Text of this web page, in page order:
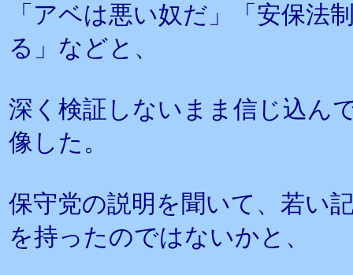
「アベは悪い奴だ」「安保法
る」などと、
深く検証しないまま信じ込ん
像した。
保守党の説明を聞いて、若い
を持ったのではないかと、